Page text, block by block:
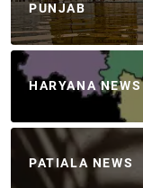
PUNJAB
HARYANA NEWS
PATIALA NEWS